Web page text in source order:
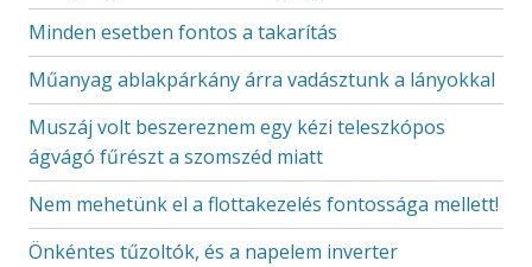
Minden esetben fontos a takarítás
Műanyag ablakpárkány árra vadásztunk a lányokkal
Muszáj volt beszereznem egy kézi teleszkópos
ágvágó fűrészt a szomszéd miatt
Nem mehetünk el a flottakezelés fontossága mellett!
Önkéntes tűzoltók, és a napelem inverter